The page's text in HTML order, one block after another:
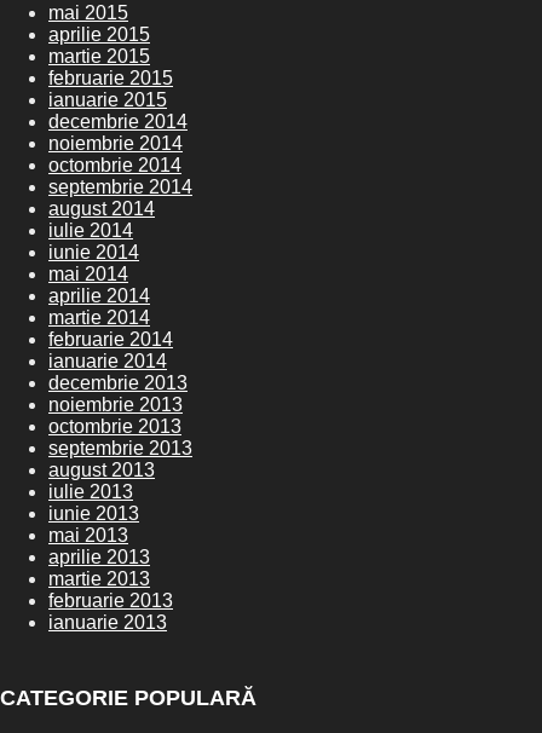
mai 2015
aprilie 2015
martie 2015
februarie 2015
ianuarie 2015
decembrie 2014
noiembrie 2014
octombrie 2014
septembrie 2014
august 2014
iulie 2014
iunie 2014
mai 2014
aprilie 2014
martie 2014
februarie 2014
ianuarie 2014
decembrie 2013
noiembrie 2013
octombrie 2013
septembrie 2013
august 2013
iulie 2013
iunie 2013
mai 2013
aprilie 2013
martie 2013
februarie 2013
ianuarie 2013
CATEGORIE POPULARĂ